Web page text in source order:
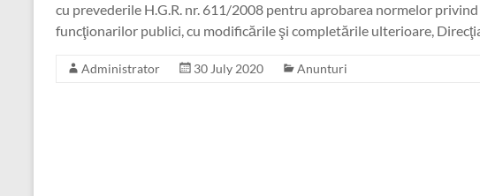
cu prevederile H.G.R. nr. 611/2008 pentru aprobarea normelor
funcţionarilor publici, cu modificările şi completările ulterioare,
Administrator 30 July 2020 Anunturi